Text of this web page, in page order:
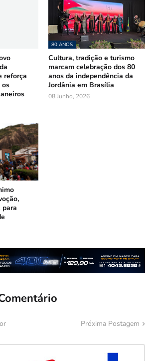
reforça
os
80 ANOS
Cultura, tradição e turismo
marcam celebração dos 80
anos da independência da
Jordânia em Brasília
08 Junho, 2026
para
Próxima Postagem